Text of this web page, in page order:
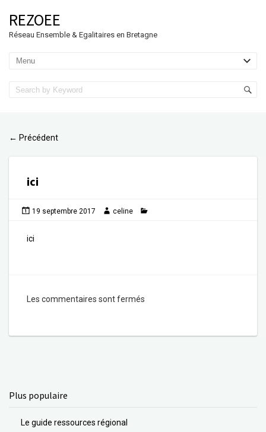
REZOEE
Réseau Ensemble & Egalitaires en Bretagne
← Précédent
ici
19 septembre 2017 celine
ici
Les commentaires sont fermés
Plus populaire
Le guide ressources régional